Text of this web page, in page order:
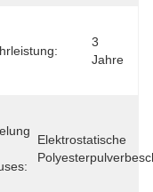
3
Jahre
Elektrostatische